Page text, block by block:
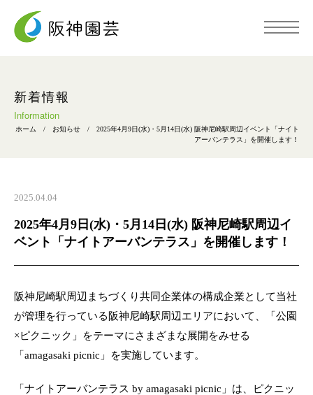
阪神園芸について
施工事例
新着情報
新着情報
Information
ホーム / お知らせ / 2025年4月9日(水)・5月14日(水) 阪神尼崎駅周辺イベント「ナイト
アーバンテラス」を開催します！
2025.04.04
2025年4月9日(水)・5月14日(水) 阪神尼崎駅周辺イ
ベント「ナイトアーバンテラス」を開催します！
阪神尼崎駅周辺まちづくり共同企業体の構成企業として当社
が管理を行っている阪神尼崎駅周辺エリアにおいて、「公園
×ピクニック」をテーマにさまざまな展開をみせる
「amagasaki picnic」を実施しています。
「ナイトアーバンテラス by amagasaki picnic」は、ピクニッ